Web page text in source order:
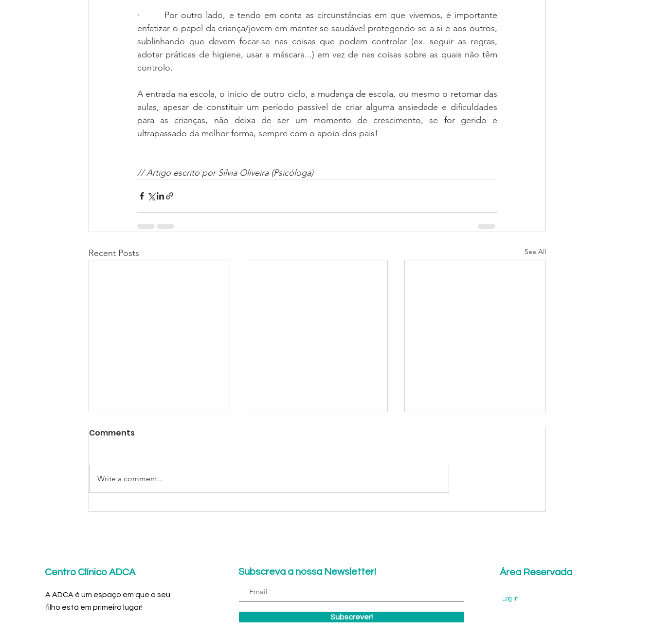
·       Por outro lado, e tendo em conta as circunstâncias em que vivemos, é importante
enfatizar o papel da criança/jovem em manter-se saudável protegendo-se a si e aos outros,
sublinhando que devem focar-se nas coisas que podem controlar (ex. seguir as regras,
adotar práticas de higiene, usar a máscara...) em vez de nas coisas sobre as quais não têm
controlo.
A entrada na escola, o inicio de outro ciclo, a mudança de escola, ou mesmo o retomar das
aulas, apesar de constituir um período passível de criar alguma ansiedade e dificuldades
para as crianças, não deixa de ser um momento de crescimento, se for gerido e
ultrapassado da melhor forma, sempre com o apoio dos pais!
// Artigo escrito por Sílvia Oliveira (Psicóloga)
Recent Posts See All
A Influência das Redes
Como posso aumentar a
Combate ao Bullying
Comments
Write a comment...
Centro Clínico ADCA
A ADCA é um espaço em que o seu
filho está em primeiro lugar!
Subscreva a nossa Newsletter!
Subscrever!
Área Reservada
Log In